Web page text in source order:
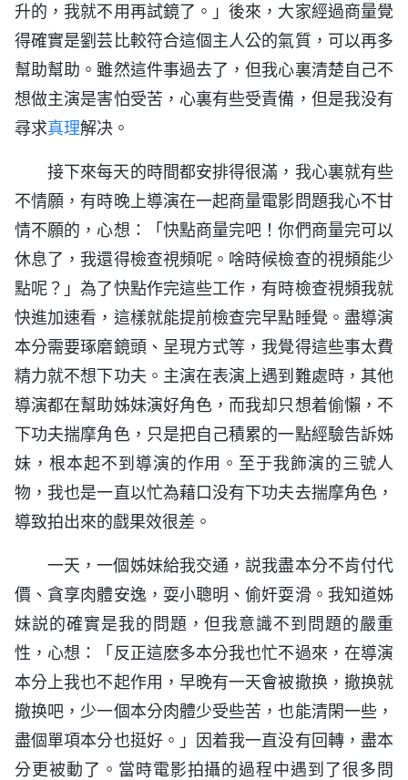
升的，我就不用再試鏡了。」後來，大家經過商量覺
得確實是劉芸比較符合這個主人公的氣質，可以再多
幫助幫助。雖然這件事過去了，但我心裏清楚自己不
想做主演是害怕受苦，心裏有些受責備，但是我没有
尋求真理解决。
接下來每天的時間都安排得很滿，我心裏就有些
不情願，有時晚上導演在一起商量電影問題我心不甘
情不願的，心想：「快點商量完吧！你們商量完可以
休息了，我還得檢查視頻呢。啥時候檢查的視頻能少
點呢？」為了快點作完這些工作，有時檢查視頻我就
快進加速看，這樣就能提前檢查完早點睡覺。盡導演
本分需要琢磨鏡頭、呈現方式等，我覺得這些事太費
精力就不想下功夫。主演在表演上遇到難處時，其他
導演都在幫助姊妹演好角色，而我却只想着偷懶，不
下功夫揣摩角色，只是把自己積累的一點經驗告訴姊
妹，根本起不到導演的作用。至于我飾演的三號人
物，我也是一直以忙為藉口没有下功夫去揣摩角色，
導致拍出來的戲果效很差。
一天，一個姊妹給我交通，説我盡本分不肯付代
價、貪享肉體安逸，耍小聰明、偷奸耍滑。我知道姊
妹説的確實是我的問題，但我意識不到問題的嚴重
性，心想：「反正這麽多本分我也忙不過來，在導演
本分上我也不起作用，早晚有一天會被撤换，撤换就
撤换吧，少一個本分肉體少受些苦，也能清閑一些，
盡個單項本分也挺好。」因着我一直没有回轉，盡本
分更被動了。當時電影拍攝的過程中遇到了很多問